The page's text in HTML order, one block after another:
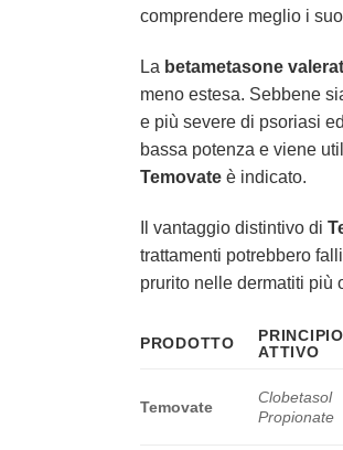
comprendere meglio i
La betametasone
meno estesa. Sebbene
e più severe di psoriasi
bassa potenza e viene
Temovate è indicato.
Il vantaggio distintivo di
trattamenti potrebbero
prurito nelle dermatiti più
PRODOTTO
PRINCIPIO
ATTIVO
Temovate
Clobetasol
Propionate